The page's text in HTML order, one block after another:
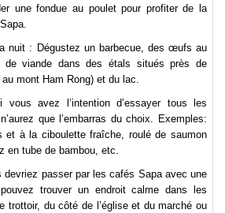
une fondue au poulet pour profiter de la
nuit : Dégustez un barbecue, des œufs au
de viande dans des étals situés près de
au mont Ham Rong) et du lac.
avez l’intention d’essayer tous les
que l’embarras du choix. Exemples:
et à la ciboulette fraîche, roulé de saumon
en tube de bambou, etc.
devriez passer par les cafés Sapa avec une
trouver un endroit calme dans les
trottoir, du côté de l’église et du marché ou